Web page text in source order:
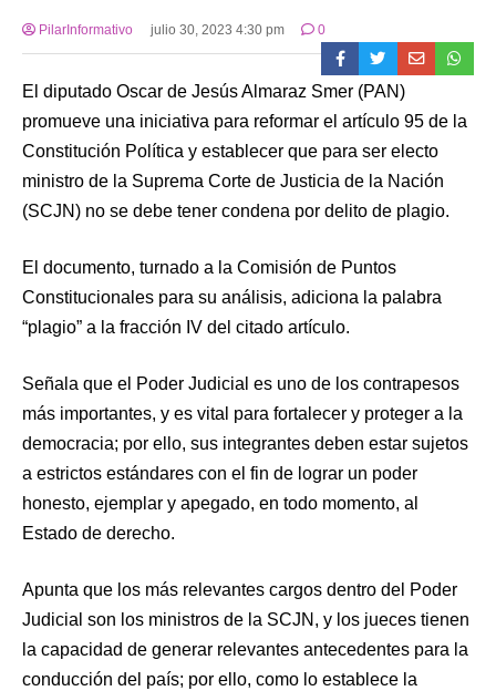
PilarInformativo julio 30, 2023 4:30 pm 0
El diputado Oscar de Jesús Almaraz Smer (PAN)
promueve una iniciativa para reformar el artículo 95 de la
Constitución Política y establecer que para ser electo
ministro de la Suprema Corte de Justicia de la Nación
(SCJN) no se debe tener condena por delito de plagio.
El documento, turnado a la Comisión de Puntos
Constitucionales para su análisis, adiciona la palabra
“plagio” a la fracción IV del citado artículo.
Señala que el Poder Judicial es uno de los contrapesos
más importantes, y es vital para fortalecer y proteger a la
democracia; por ello, sus integrantes deben estar sujetos
a estrictos estándares con el fin de lograr un poder
honesto, ejemplar y apegado, en todo momento, al
Estado de derecho.
Apunta que los más relevantes cargos dentro del Poder
Judicial son los ministros de la SCJN, y los jueces tienen
la capacidad de generar relevantes antecedentes para la
conducción del país; por ello, como lo establece la